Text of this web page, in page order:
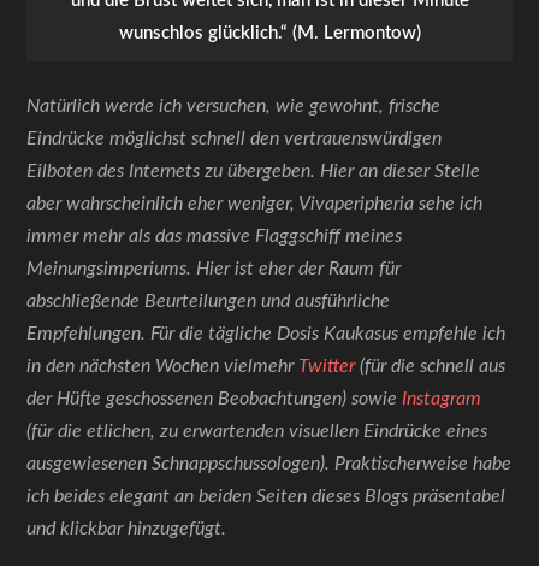
wunschlos glücklich.“ (M. Lermontow)
Natürlich werde ich versuchen, wie gewohnt, frische
Eindrücke möglichst schnell den vertrauenswürdigen
Eilboten des Internets zu übergeben. Hier an dieser Stelle
aber wahrscheinlich eher weniger, Vivaperipheria sehe ich
immer mehr als das massive Flaggschiff meines
Meinungsimperiums. Hier ist eher der Raum für
abschließende Beurteilungen und ausführliche
Empfehlungen. Für die tägliche Dosis Kaukasus empfehle ich
in den nächsten Wochen vielmehr Twitter(für die schnell aus
der Hüfte geschossenen Beobachtungen) sowieInstagram
(für die etlichen, zu erwartenden visuellen Eindrücke eines
ausgewiesenen Schnappschussologen). Praktischerweise habe
ich beides elegant an beiden Seiten dieses Blogs präsentabel
und klickbar hinzugefügt.